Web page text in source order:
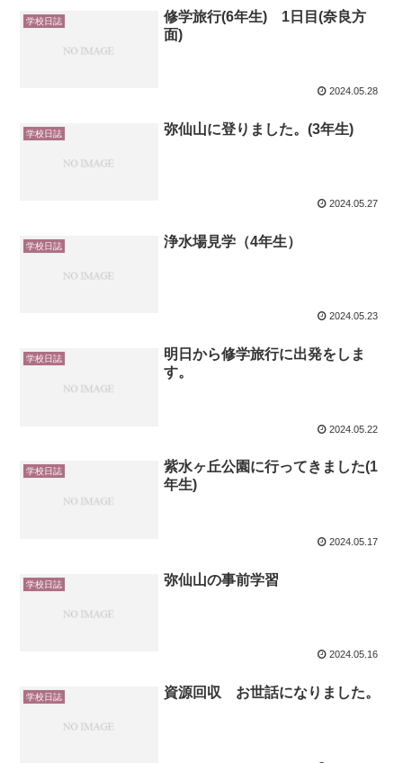
学校日誌
修学旅行(6年生) 1日目(奈良方
面)
2024.05.28
学校日誌 弥仙山に登りました。(3年生)
2024.05.27
学校日誌 浄水場見学（4年生）
2024.05.23
学校日誌
明日から修学旅行に出発をしま
す。
2024.05.22
学校日誌
紫水ヶ丘公園に行ってきました(1
年生)
2024.05.17
学校日誌 弥仙山の事前学習
2024.05.16
学校日誌 資源回収 お世話になりました。